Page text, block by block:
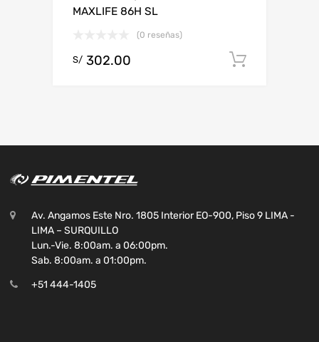
MAXLIFE 86H SL
(0 reseñas)
S/ 302.00
Av. Angamos Este Nro. 1805 Interior EO-900, Piso 9 LIMA -
LIMA – SURQUILLO
Lun.-Vie. 8:00am. a 06:00pm.
Sab. 8:00am. a 01:00pm.
+51 444-1405